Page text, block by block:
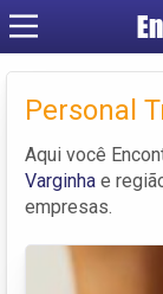
Personal
Aqui você
Varginha e
empresas.